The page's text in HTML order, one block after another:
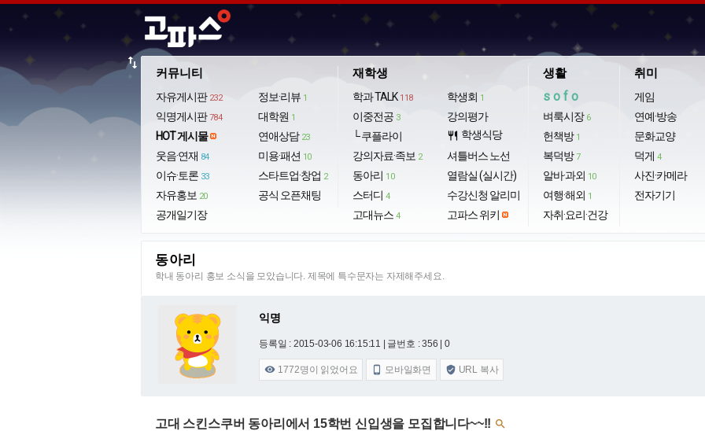
커뮤니티
자유게시판 232
익명게시판 784
HOT 게시물
웃음·연재 84
이슈·토론 33
자유홍보 20
공개일기장
정보·리뷰 1
대학원 1
연애상담 23
미용·패션 10
스타트업·창업 2
공식 오픈채팅
재학생
학과 TALK 118
이중전공 3
└ 쿠플라이
강의자료·족보 2
동아리 10
스터디 4
고대뉴스 4
학생회 1
강의평가
restaurant 학생식당
셔틀버스 노선
열람실 (실시간)
수강신청 알리미
고파스 위키
생활
sofo
벼룩시장 6
헌책방 1
복덕방 7
알바·과외 10
여행·해외 1
자취·요리·건강
취미
게임
연예·방송
문화교양
덕게 4
사진·카메라
전자기기
import_export
동아리
학내 동아리 홍보 소식을 모았습니다. 제목에 특수문자는 자제해주세요.
익명
등록일 : 2015-03-06 16:15:11 | 글번호 : 356 | 0
 1772명이 읽었어요  모바일화면  URL 복사
고대 스킨스쿠버 동아리에서 15학번 신입생을 모집합니다~~!! 